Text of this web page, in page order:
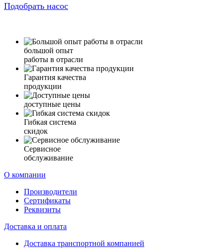
Подобрать насос
большой опыт
работы в отрасли
Гарантия качества
продукции
доступные цены
Гибкая система
скидок
Сервисное
обслуживание
О компании
Производители
Сертификаты
Реквизиты
Доставка и оплата
Доставка транспортной компанией